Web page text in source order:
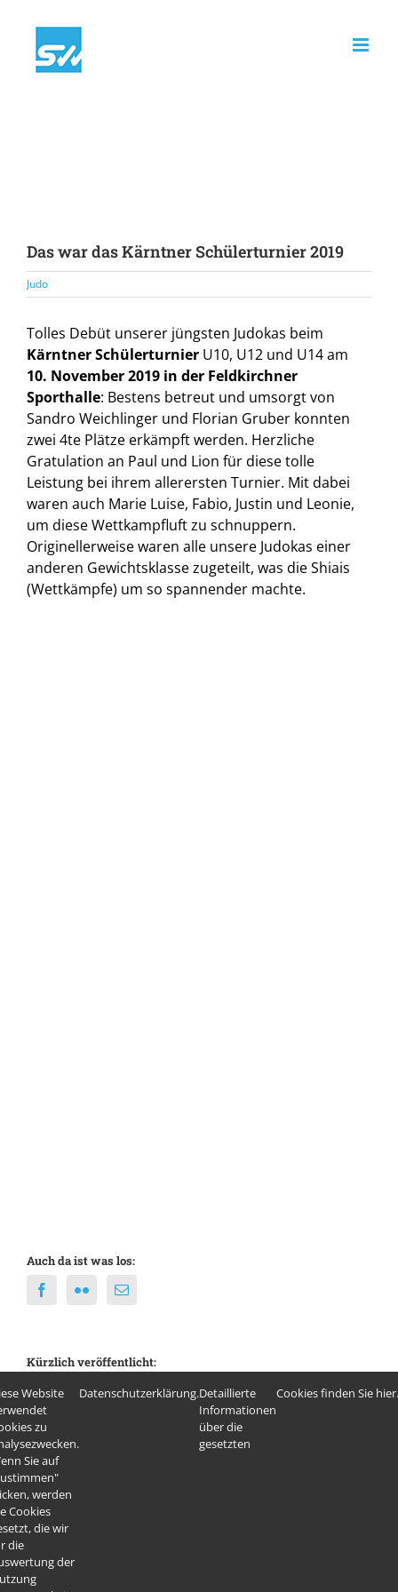
Inhalt
springen
Das war das Kärntner Schülerturnier 2019
Judo
Tolles Debüt unserer jüngsten Judokas beim
Kärntner SchülerturnierU10, U12 und U14 am
10. November 2019 in der Feldkirchner
Sporthalle: Bestens betreut und umsorgt von
Sandro Weichlinger und Florian Gruber konnten
zwei 4te Plätze erkämpft werden. Herzliche
Gratulation an Paul und Lion für diese tolle
Leistung bei ihrem allerersten Turnier. Mit dabei
waren auch Marie Luise, Fabio, Justin und Leonie,
um diese Wettkampfluft zu schnuppern.
Originellerweise waren alle unsere Judokas einer
anderen Gewichtsklasse zugeteilt, was die Shiais
(Wettkämpfe) um so spannender machte.
Auch da ist was los:
Kürzlich veröffentlicht:
Judo Bericht 2025/26
Das war “ALLES LÄUFT 2026”
Fit in den Frühling 2026
Website
zu
Sie auf
werden
Cookies
die wir
die
der
Datenschutzerklärung.Detaillierte
Informationen
über die
gesetzten
Cookies finden Sie